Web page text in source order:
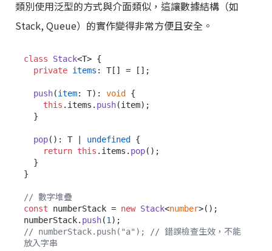
類別使用泛型的方式與介面類似，這讓數據結構（如
Stack, Queue）的實作變得非常方便且安全。
class Stack<T> {
private items : T[] = [];
push(item: T): void
{
this . items . push(item);
pop(): T | undefined
{
return this . items . pop();
}
// 數字堆疊
const numberStack = new Stack<number>();
numberStack. push(1
// numberStack.push("a"); // 錯誤檢查生效，不能
放入字串